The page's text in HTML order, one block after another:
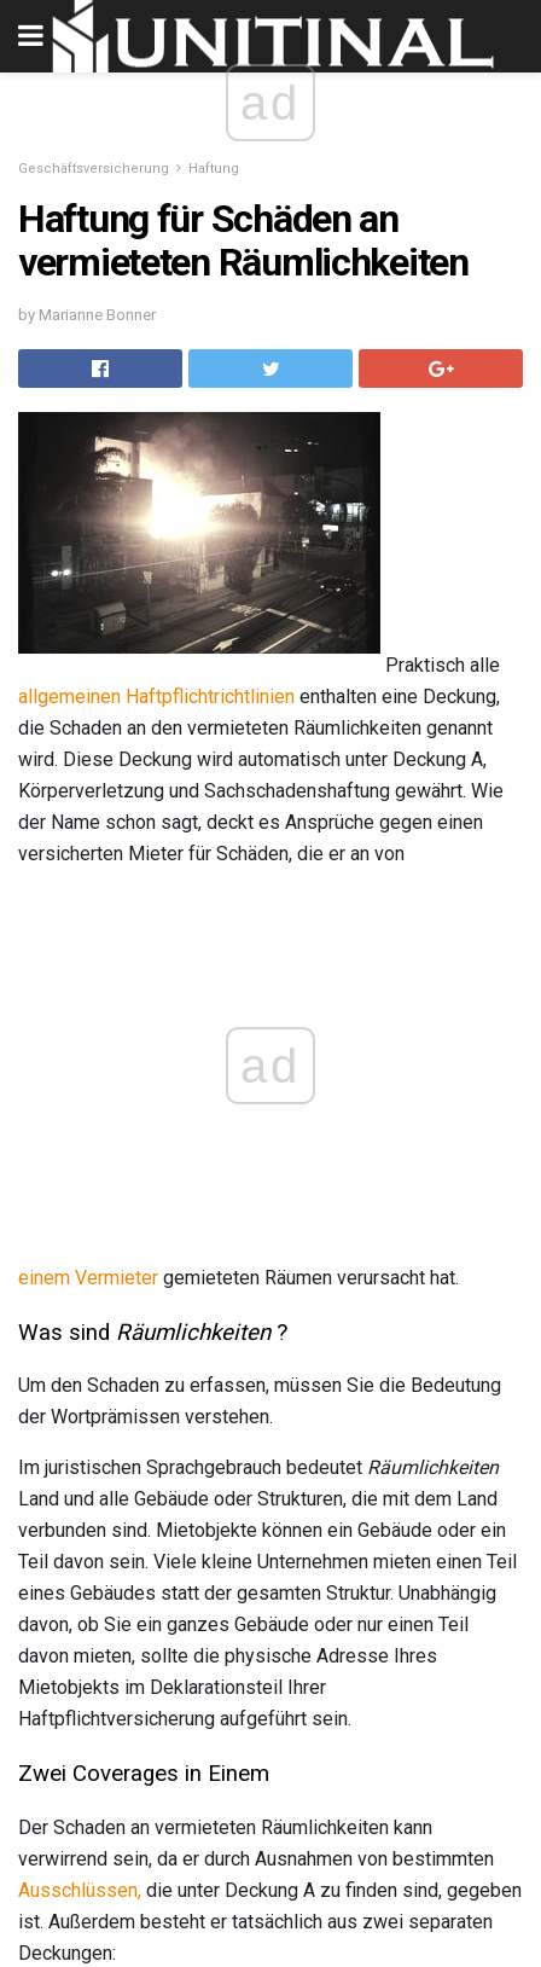
ad
Geschäftsversicherung Haftung
Haftung für Schäden an
vermieteten Räumlichkeiten
by Marianne Bonner
Praktisch alle
allgemeinen Haftpflichtrichtlinien enthalten eine Deckung,
die Schaden an den vermieteten Räumlichkeiten genannt
wird. Diese Deckung wird automatisch unter Deckung A,
Körperverletzung und Sachschadenshaftung gewährt. Wie
der Name schon sagt, deckt es Ansprüche gegen einen
versicherten Mieter für Schäden, die er an von
ad
einem Vermieter gemieteten Räumen verursacht hat.
Was sind Räumlichkeiten?
Um den Schaden zu erfassen, müssen Sie die Bedeutung
der Wortprämissen verstehen.
Im juristischen Sprachgebrauch bedeutet Räumlichkeiten
Land und alle Gebäude oder Strukturen, die mit dem Land
verbunden sind. Mietobjekte können ein Gebäude oder ein
Teil davon sein. Viele kleine Unternehmen mieten einen Teil
eines Gebäudes statt der gesamten Struktur. Unabhängig
davon, ob Sie ein ganzes Gebäude oder nur einen Teil
davon mieten, sollte die physische Adresse Ihres
Mietobjekts im Deklarationsteil Ihrer
Haftpflichtversicherung aufgeführt sein.
Zwei Coverages in Einem
Der Schaden an vermieteten Räumlichkeiten kann
verwirrend sein, da er durch Ausnahmen von bestimmten
Ausschlüssen, die unter Deckung A zu finden sind, gegeben
ist. Außerdem besteht er tatsächlich aus zwei separaten
Deckungen: